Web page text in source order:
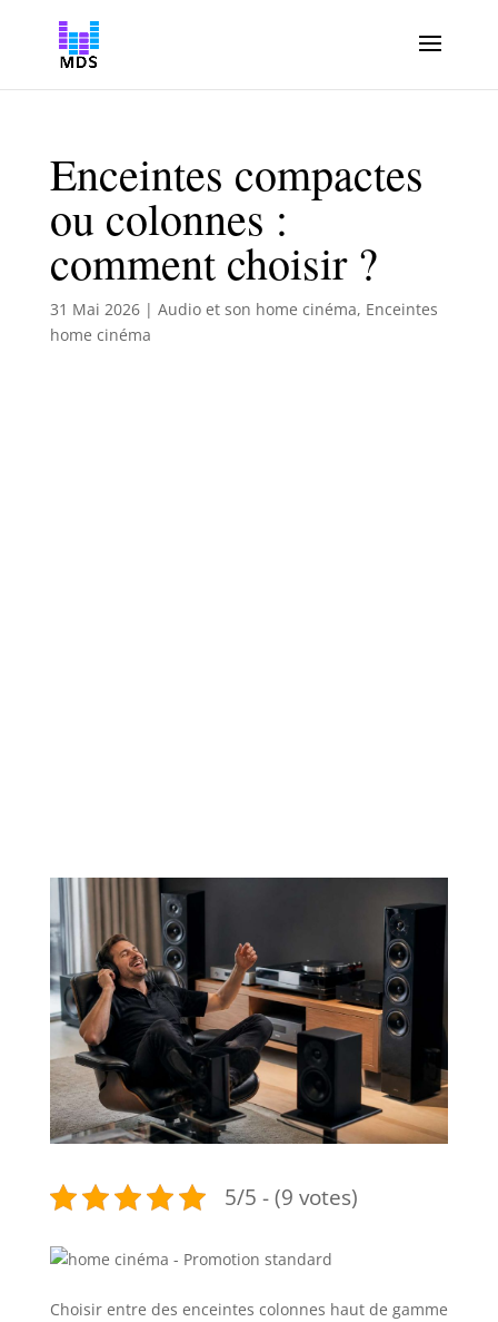
Enceintes compactes
ou colonnes :
comment choisir ?
31 Mai 2026| Audio et son home cinéma, Enceintes
home cinéma
5/5 - (9 votes)
Choisir entre des enceintes colonnes haut de gamme